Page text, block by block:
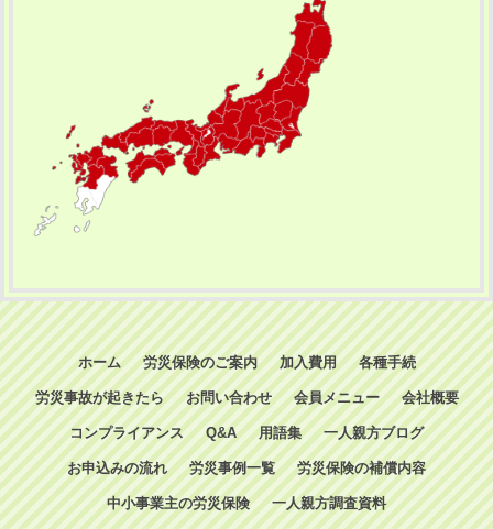
ホーム 労災保険のご案内 加入費用 各種手続
労災事故が起きたら お問い合わせ 会員メニュー 会社概要
コンプライアンス Q&A 用語集 一人親方ブログ
お申込みの流れ 労災事例一覧 労災保険の補償内容
中小事業主の労災保険 一人親方調査資料